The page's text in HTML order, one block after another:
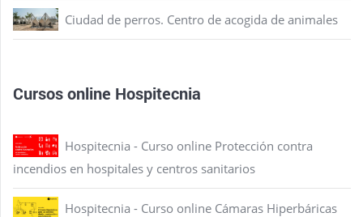
Ciudad de perros. Centro de acogida de animales
Cursos online Hospitecnia
Hospitecnia - Curso online Protección contra
incendios en hospitales y centros sanitarios
Hospitecnia - Curso online Cámaras Hiperbáricas